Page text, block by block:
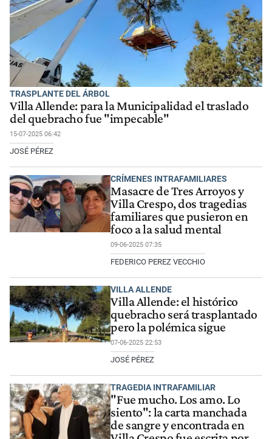
TRASPLANTE DEL ÁRBOL
Villa Allende: para la Municipalidad el traslado
del quebracho fue "impecable"
15-07-2025 06:42
JOSÉ PÉREZ
CRÍMENES INTRAFAMILIARES
Masacre de Tres Arroyos y
Villa Crespo, dos tragedias
familiares que pusieron en
foco a la salud mental
09-06-2025 07:35
FEDERICO PEREZ VECCHIO
VILLA ALLENDE
Villa Allende: el histórico
quebracho será trasplantado
pero la polémica sigue
07-06-2025 22:53
JOSÉ PÉREZ
TRAGEDIA INTRAFAMILIAR
"Fue mucho. Los amo. Lo
siento": la carta manchada
de sangre y encontrada en